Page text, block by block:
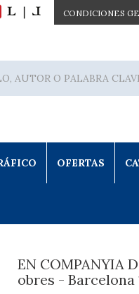
CONDICIONES
OFERTAS
EN COMPANYIA
obres - Barcelona